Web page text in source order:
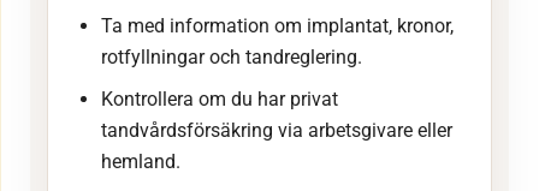
Ta med information om implantat, kronor,
rotfyllningar och tandreglering.
Kontrollera om du har privat
tandvårdsförsäkring via arbetsgivare eller
hemland.